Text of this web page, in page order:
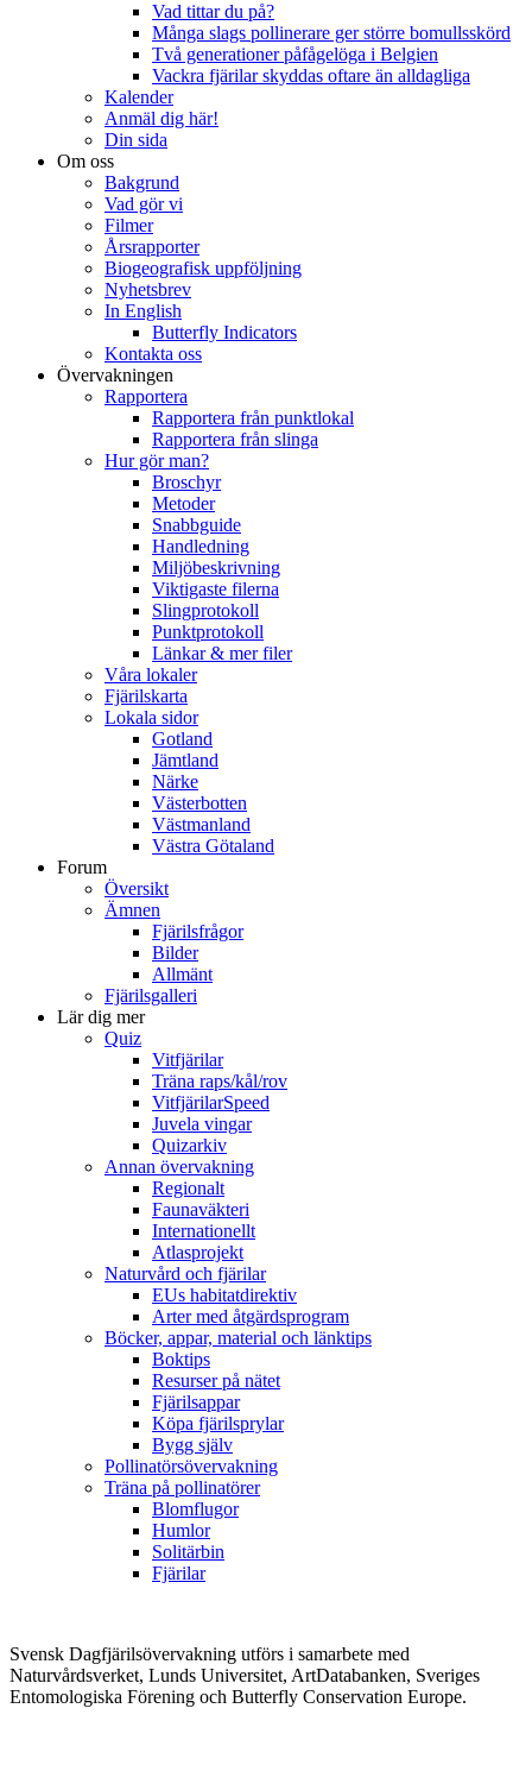
Vad tittar du på?
Många slags pollinerare ger större bomullsskörd
Två generationer påfågelöga i Belgien
Vackra fjärilar skyddas oftare än alldagliga
Kalender
Anmäl dig här!
Din sida
Om oss
Bakgrund
Vad gör vi
Filmer
Årsrapporter
Biogeografisk uppföljning
Nyhetsbrev
In English
Butterfly Indicators
Kontakta oss
Övervakningen
Rapportera
Rapportera från punktlokal
Rapportera från slinga
Hur gör man?
Broschyr
Metoder
Snabbguide
Handledning
Miljöbeskrivning
Viktigaste filerna
Slingprotokoll
Punktprotokoll
Länkar & mer filer
Våra lokaler
Fjärilskarta
Lokala sidor
Gotland
Jämtland
Närke
Västerbotten
Västmanland
Västra Götaland
Forum
Översikt
Ämnen
Fjärilsfrågor
Bilder
Allmänt
Fjärilsgalleri
Lär dig mer
Quiz
Vitfjärilar
Träna raps/kål/rov
VitfjärilarSpeed
Juvela vingar
Quizarkiv
Annan övervakning
Regionalt
Faunaväkteri
Internationellt
Atlasprojekt
Naturvård och fjärilar
EUs habitatdirektiv
Arter med åtgärdsprogram
Böcker, appar, material och länktips
Boktips
Resurser på nätet
Fjärilsappar
Köpa fjärilsprylar
Bygg själv
Pollinatörsövervakning
Träna på pollinatörer
Blomflugor
Humlor
Solitärbin
Fjärilar
Svensk Dagfjärilsövervakning utförs i samarbete med
Naturvårdsverket, Lunds Universitet, ArtDatabanken, Sveriges
Entomologiska Förening och Butterfly Conservation Europe.